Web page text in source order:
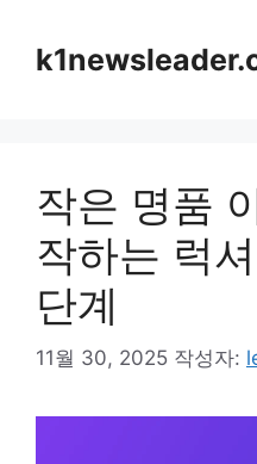
작은 명품
작하는 럭
단계
11월 30, 2025 작성자: